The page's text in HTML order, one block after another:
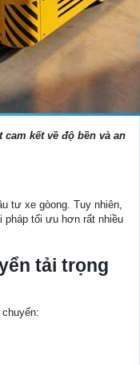
kết về độ bền và an
tư xe gòong. Tuy nhiên,
pháp tối ưu hơn rất nhiều
tải trọng